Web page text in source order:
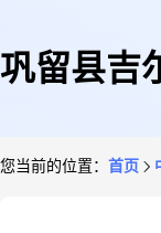
巩留县吉
您当前的位置： 首页